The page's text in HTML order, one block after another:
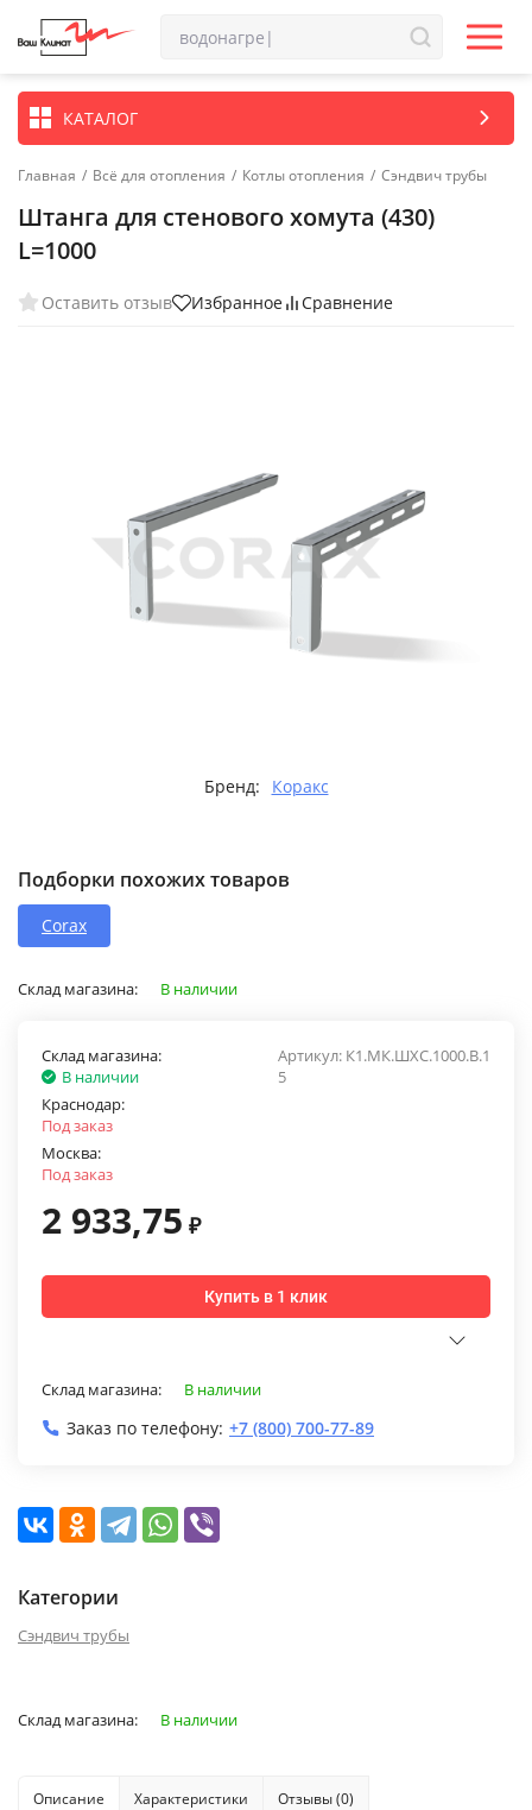
КАТАЛОГ
Главная / Всё для отопления / Котлы отопления / Сэндвич трубы
Штанга для стенового хомута (430)
L=1000
Оставить отзыв Избранное Сравнение
Бренд: Коракс
Подборки похожих товаров
Corax
Склад магазина: В наличии
Артикул: К1.МК.ШХС.1000.В.1
5
Склад магазина:
В наличии
Краснодар:
Под заказ
Москва:
Под заказ
2 933,75 ₽
Купить в 1 клик
Склад магазина: В наличии
Заказ по телефону: +7 (800) 700-77-89
Категории
Сэндвич трубы
Склад магазина: В наличии
Описание Характеристики Отзывы (0)